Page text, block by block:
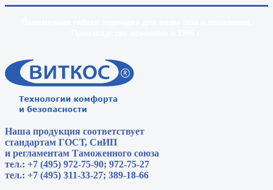
Наша продукция соответствует
стандартам ГОСТ, СнИП
и регламентам Таможенного союза
тел.: +7 (495) 972-75-90; 972-75-27
тел.: +7 (495) 311-33-27; 389-18-66